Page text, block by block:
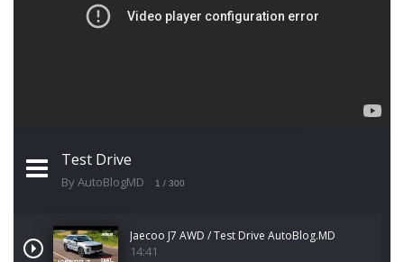
Test Drive
By AutoBlogMD 1 / 300
Jaecoo J7 AWD / Test Drive AutoBlog.MD
14:41